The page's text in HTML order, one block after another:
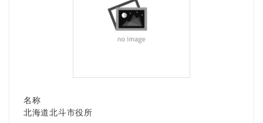
名称
北海道北斗市役所